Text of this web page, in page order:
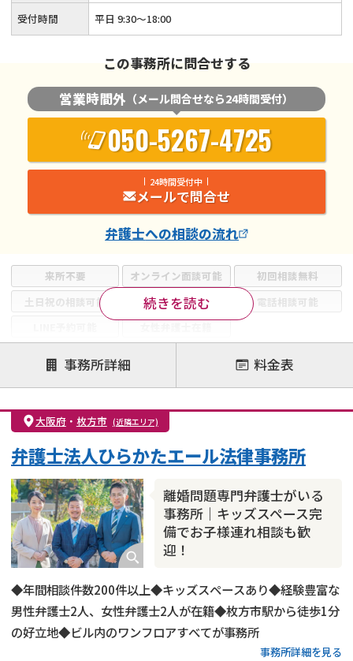
来所不要 オンライン面談可能
初回相談無料
土日祝の相談可能
19時以降電話可能
電話相談可能
注力案件
離婚前相談
離婚調停
離婚裁判
親権・面会交流権
DV
モラハラ
不貞・不倫慰謝料請求
国際離婚
財産分与
内縁の夫婦 熟年離婚
続きを読む
受付時間 平日 9:30～18:00
この事務所に問合せする
営業時間外 （メール問合せなら24時間受付）
050-5267-4725
24時間受付中
メールで問合せ
弁護士への相談の流れ
事務所詳細 料金表
大阪府・ 枚方市 (近隣エリア)
離婚問題専門弁護士がいる
事務所｜キッズスペース完
備でお子様連れ相談も歓
迎！
弁護士法人ひらかたエール法律事務所
◆年間相談件数200件以上◆キッズスペースあり◆経験豊富な
男性弁護士2人、女性弁護士2人が在籍◆枚方市駅から徒歩1分
の好立地◆ビル内のワンフロアすべてが事務所
事務所詳細を見る